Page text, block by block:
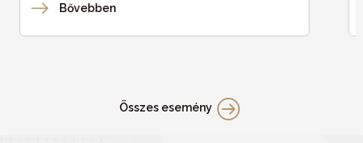
Bővebben
Összes esemény